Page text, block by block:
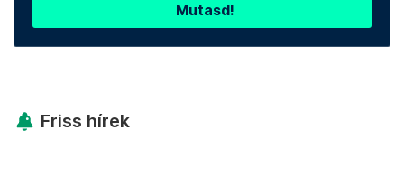
Mutasd!
Friss hírek